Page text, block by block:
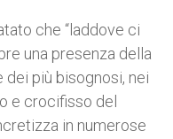
che “laddove ci
una presenza della
dei più bisognosi, nei
e crocifisso del
in numerose